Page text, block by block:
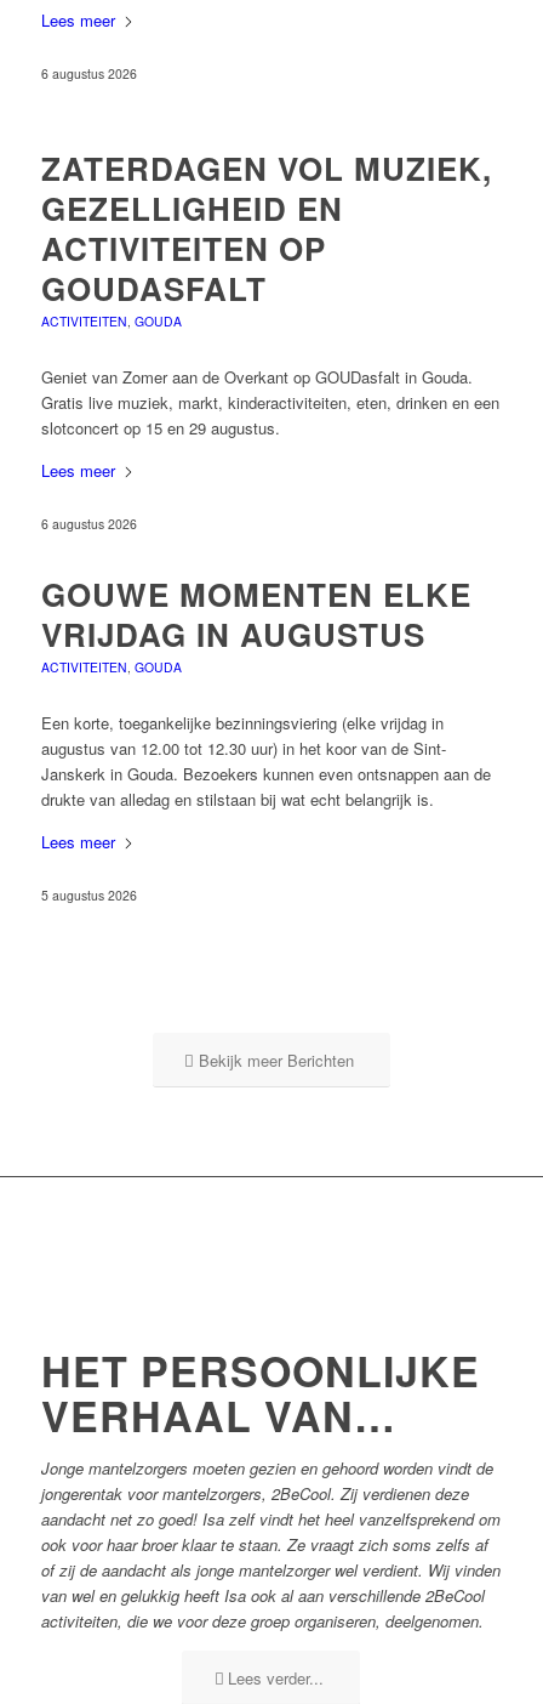
Lees meer
6 augustus 2026
ZATERDAGEN VOL MUZIEK,
GEZELLIGHEID EN
ACTIVITEITEN OP
GOUDASFALT
ACTIVITEITEN, GOUDA
Geniet van Zomer aan de Overkant op GOUDasfalt in Gouda.
Gratis live muziek, markt, kinderactiviteiten, eten, drinken en een
slotconcert op 15 en 29 augustus.
Lees meer
6 augustus 2026
GOUWE MOMENTEN ELKE
VRIJDAG IN AUGUSTUS
ACTIVITEITEN, GOUDA
Een korte, toegankelijke bezinningsviering (elke vrijdag in
augustus van 12.00 tot 12.30 uur) in het koor van de Sint-
Janskerk in Gouda. Bezoekers kunnen even ontsnappen aan de
drukte van alledag en stilstaan bij wat echt belangrijk is.
Lees meer
5 augustus 2026
Bekijk meer Berichten
HET PERSOONLIJKE
VERHAAL VAN…
Jonge mantelzorgers moeten gezien en gehoord worden vindt de
jongerentak voor mantelzorgers, 2BeCool. Zij verdienen deze
aandacht net zo goed! Isa zelf vindt het heel vanzelfsprekend om
ook voor haar broer klaar te staan. Ze vraagt zich soms zelfs af
of zij de aandacht als jonge mantelzorger wel verdient. Wij vinden
van wel en gelukkig heeft Isa ook al aan verschillende 2BeCool
activiteiten, die we voor deze groep organiseren, deelgenomen.
Lees verder...